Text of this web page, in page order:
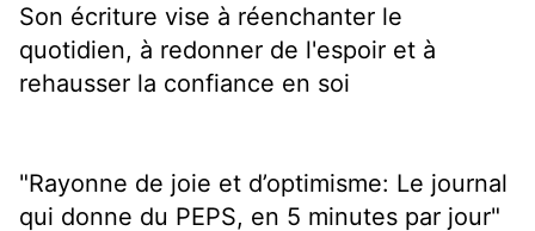
Son écriture vise à réenchanter le
quotidien, à redonner de l'espoir et à
rehausser la confiance en soi
"Rayonne de joie et d’optimisme: Le journal
qui donne du PEPS, en 5 minutes par jour"